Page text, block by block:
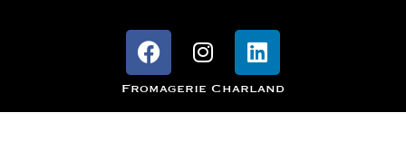
Fromagerie Charland